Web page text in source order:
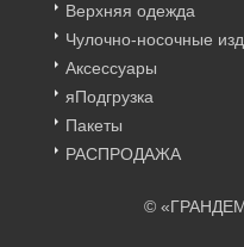
Верхняя одежда
Чулочно-носочные
Аксессуары
яПодгрузка
Пакеты
РАСПРОДАЖА
©